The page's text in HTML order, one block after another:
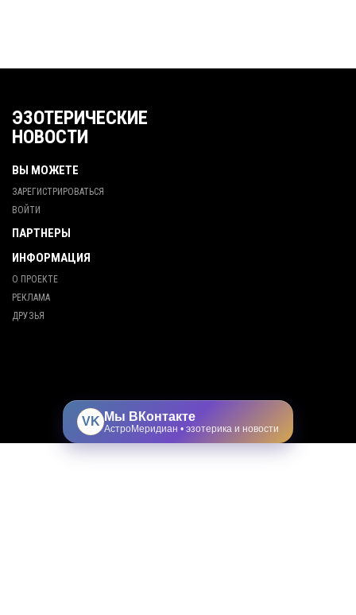
ЭЗОТЕРИЧЕСКИЕ
НОВОСТИ
ВЫ МОЖЕТЕ
ЗАРЕГИСТРИРОВАТЬСЯ
ВОЙТИ
ПАРТНЕРЫ
ИНФОРМАЦИЯ
О ПРОЕКТЕ
РЕКЛАМА
ДРУЗЬЯ
VK Мы ВКонтакте
АстроМеридиан • эзотерика и новости